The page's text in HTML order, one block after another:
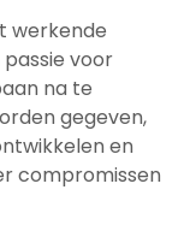
werkende
voor
na te
gegeven,
en
compromissen